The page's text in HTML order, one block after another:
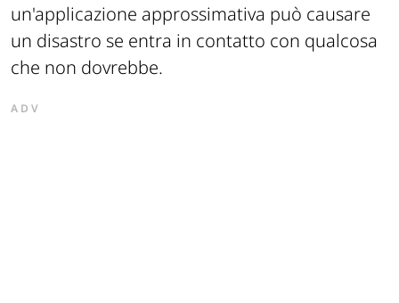
un'applicazione approssimativa può causare
un disastro se entra in contatto con qualcosa
che non dovrebbe.
ADV